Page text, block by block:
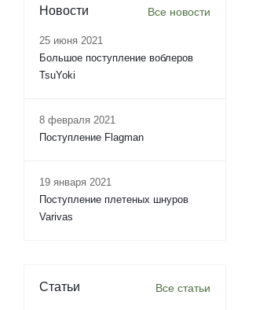
Новости Все новости
25 июня 2021
Большое поступление воблеров
TsuYoki
8 февраля 2021
Поступление Flagman
19 января 2021
Поступление плетеных шнуров
Varivas
Статьи Все статьи